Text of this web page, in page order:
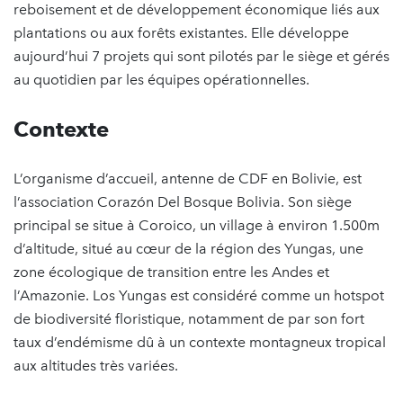
reboisement et de développement économique liés aux
plantations ou aux forêts existantes. Elle développe
aujourd’hui 7 projets qui sont pilotés par le siège et gérés
au quotidien par les équipes opérationnelles.
Contexte
L’organisme d’accueil, antenne de CDF en Bolivie, est
l’association Corazón Del Bosque Bolivia. Son siège
principal se situe à Coroico, un village à environ 1.500m
d’altitude, situé au cœur de la région des Yungas, une
zone écologique de transition entre les Andes et
l’Amazonie. Los Yungas est considéré comme un hotspot
de biodiversité floristique, notamment de par son fort
taux d’endémisme dû à un contexte montagneux tropical
aux altitudes très variées.